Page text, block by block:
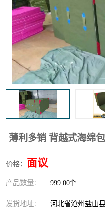
薄利多销 背越式海绵
价格： 面议
产品数量： 999.00个
发货地址： 河北省沧州盐山县